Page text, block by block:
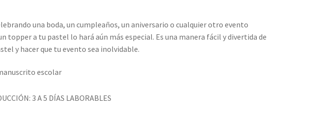
una boda, un cumpleaños, un aniversario o cualquier otro evento
topper a tu pastel lo hará aún más especial. Es una manera fácil y divertida de
y hacer que tu evento sea inolvidable.
escolar
3 A 5 DÍAS LABORABLES